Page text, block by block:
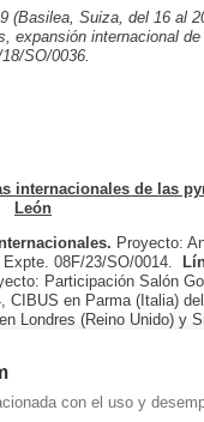
con el uso y
(Basilea, Suiza, del 16 al
expansión internacional
SO/0036.
internacionales de las
León
Proyecto:
08F/23/SO/0014.
Participación Salón
CIBUS en Parma (Italia)
Londres (Reino Unido) y